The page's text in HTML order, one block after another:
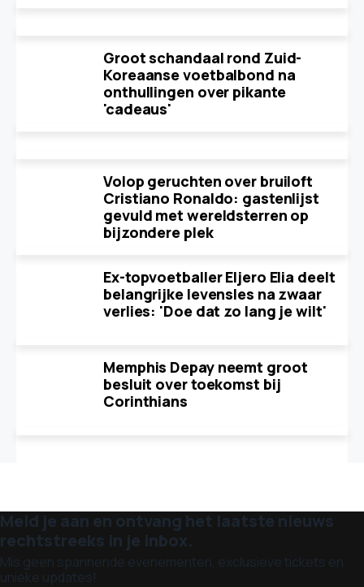
Groot schandaal rond Zuid-
Koreaanse voetbalbond na
onthullingen over pikante
'cadeaus'
Volop geruchten over bruiloft
Cristiano Ronaldo: gastenlijst
gevuld met wereldsterren op
bijzondere plek
Ex-topvoetballer Eljero Elia deelt
belangrijke levensles na zwaar
verlies: 'Doe dat zo lang je wilt'
Memphis Depay neemt groot
besluit over toekomst bij
Corinthians
Meld je aan en ontvang het laatste nieuws
rechtstreeks in je inbox.
Mis geen spannende evenementen, exclusieve tickets en
unieke updates!